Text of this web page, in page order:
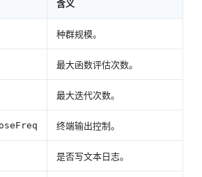
含义
种群规模。
最大函数评估次数。
最大迭代次数。
终端输出控制。
是否写文本日志。